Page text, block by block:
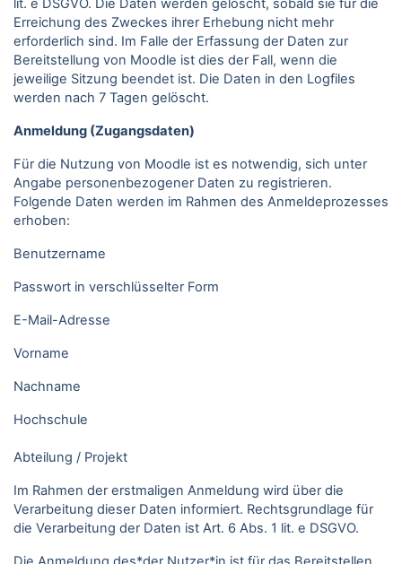
lit. e DSGVO. Die Daten werden gelöscht, sobald sie für die
Erreichung des Zweckes ihrer Erhebung nicht mehr
erforderlich sind. Im Falle der Erfassung der Daten zur
Bereitstellung von Moodle ist dies der Fall, wenn die
jeweilige Sitzung beendet ist. Die Daten in den Logfiles
werden nach 7 Tagen gelöscht.
Anmeldung (Zugangsdaten)
Für die Nutzung von Moodle ist es notwendig, sich unter
Angabe personenbezogener Daten zu registrieren.
Folgende Daten werden im Rahmen des Anmeldeprozesses
erhoben:
Benutzername
Passwort in verschlüsselter Form
E-Mail-Adresse
Vorname
Nachname
Hochschule
Abteilung / Projekt
Im Rahmen der erstmaligen Anmeldung wird über die
Verarbeitung dieser Daten informiert. Rechtsgrundlage für
die Verarbeitung der Daten ist Art. 6 Abs. 1 lit. e DSGVO.